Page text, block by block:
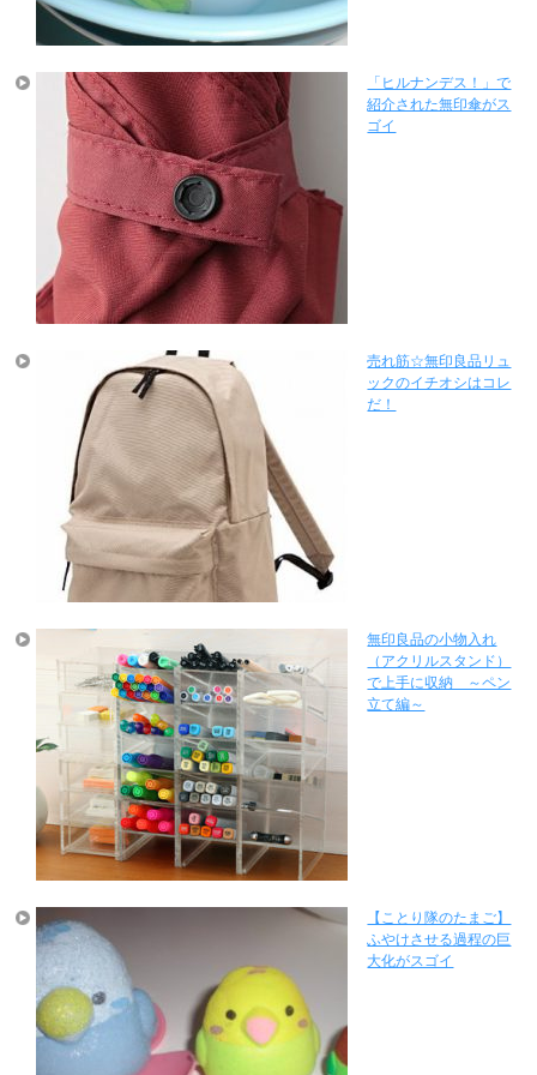
「ヒルナンデス！」で
紹介された無印傘がス
ゴイ
売れ筋☆無印良品リュ
ックのイチオシはコレ
だ！
無印良品の小物入れ
（アクリルスタンド）
で上手に収納 ～ペン
立て編～
【ことり隊のたまご】
ふやけさせる過程の巨
大化がスゴイ